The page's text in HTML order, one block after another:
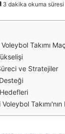
3 dakika okuma süresi
Takımı
ve Stratejiler
Takımı'nın